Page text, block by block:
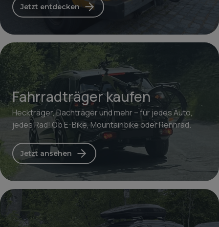
Jetzt entdecken
Fahrradträger kaufen
Heckträger, Dachträger und mehr – für jedes Auto,
jedes Rad! Ob E-Bike, Mountainbike oder Rennrad.
Jetzt ansehen